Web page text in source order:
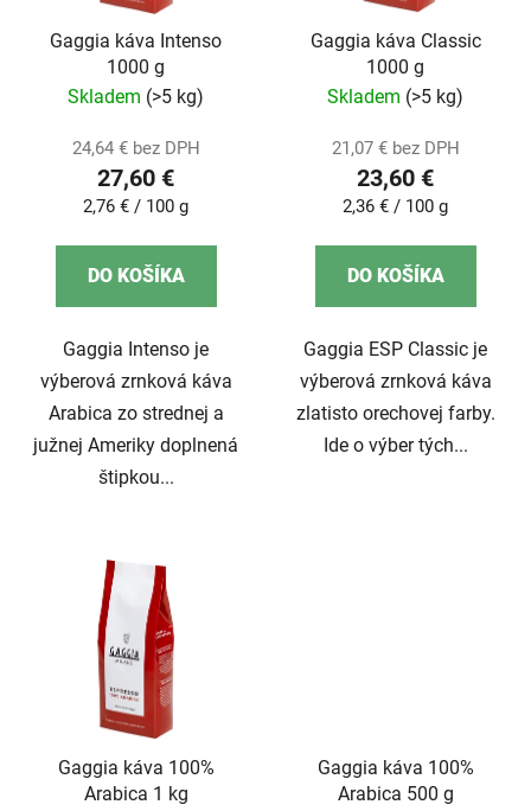
Gaggia káva Intenso
1000 g
Skladem (>5 kg)
24,64 € bez DPH
27,60 €
Jednotková
2,76 € / 100 g
DO KOŠÍKA
Gaggia Intenso je
výberová zrnková káva
Arabica zo strednej a
južnej Ameriky doplnená
štipkou...
Gaggia káva Classic
1000 g
Skladem (>5 kg)
21,07 € bez DPH
23,60 €
Jednotková
2,36 € / 100 g
DO KOŠÍKA
Gaggia ESP Classic je
výberová zrnková káva
zlatisto orechovej farby.
Ide o výber tých...
Gaggia káva 100%
Arabica 1 kg
Gaggia káva 100%
Arabica 500 g